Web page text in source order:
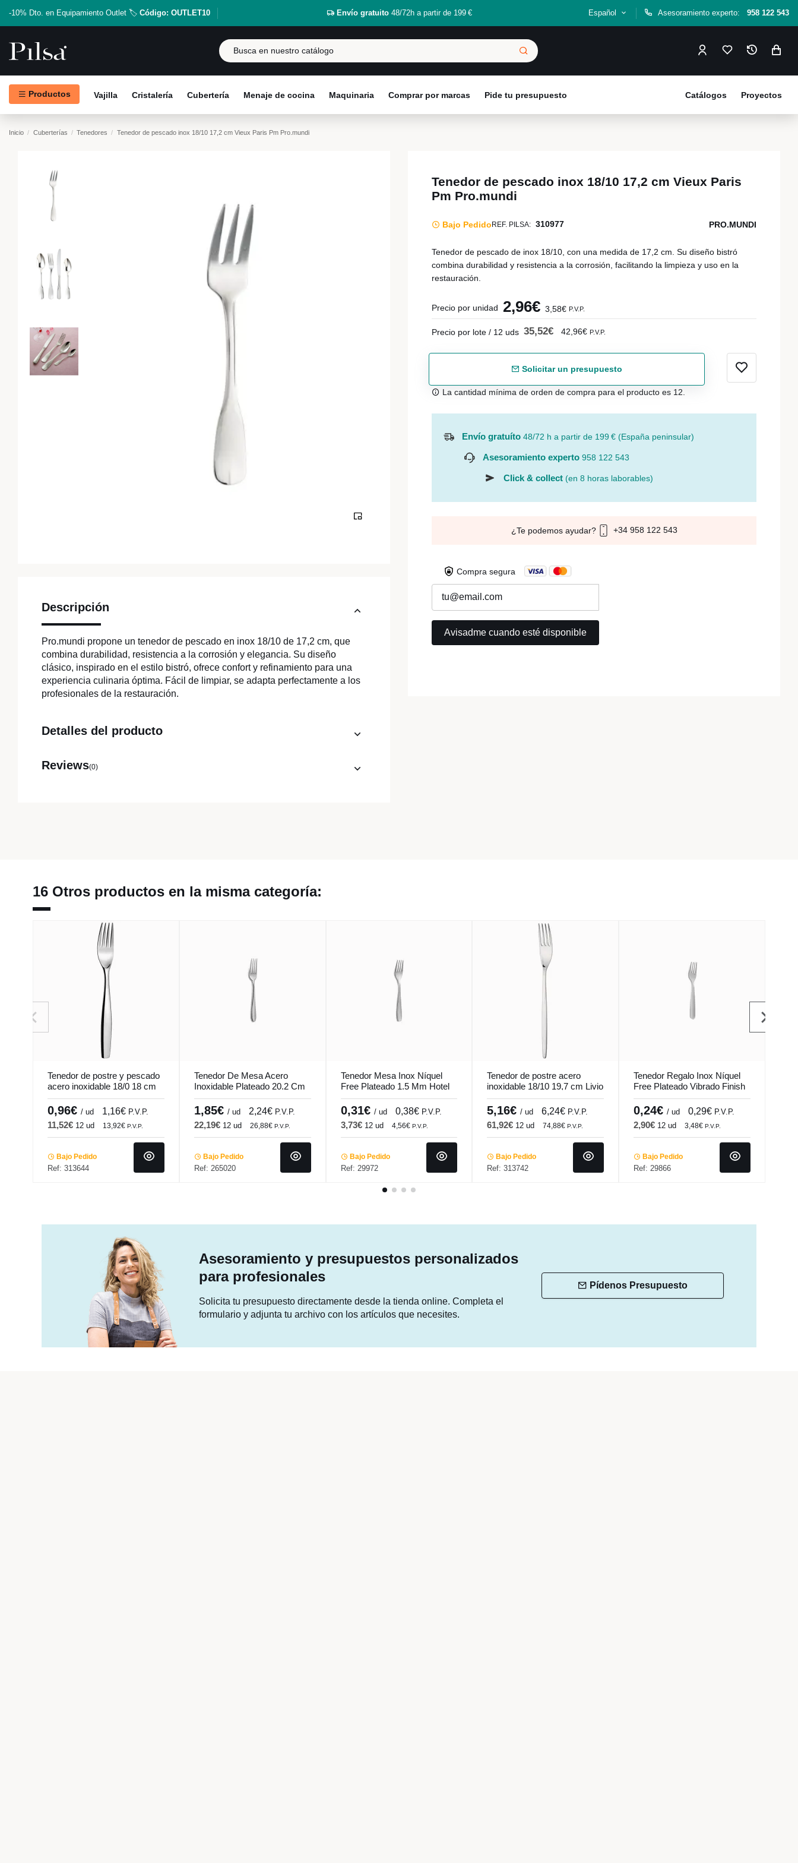
-10% Dto. en Equipamiento Outlet 🏷️ Código: OUTLET10 Envío gratuito48/72h a partir de 199 € Español Asesoramiento experto: 958 122 543
Productos Vajilla Cristalería Cubertería Menaje de cocina Maquinaria Comprar por marcas Pide tu presupuesto Proyectos
Catálogos
Inicio Cuberterías Tenedores Tenedor de pescado inox 18/10 17,2 cm Vieux Paris Pm Pro.mundi
Descripción
Pro.mundi propone un tenedor de pescado en inox 18/10 de 17,2 cm, que
combina durabilidad, resistencia a la corrosión y elegancia. Su diseño
clásico, inspirado en el estilo bistró, ofrece confort y refinamiento para una
experiencia culinaria óptima. Fácil de limpiar, se adapta perfectamente a los
profesionales de la restauración.
Detalles del producto
Reviews(0)
Tenedor de pescado inox 18/10 17,2 cm Vieux Paris
Pm Pro.mundi
Bajo Pedido REF. PILSA: 310977 PRO.MUNDI
Tenedor de pescado de inox 18/10, con una medida de 17,2 cm. Su diseño bistró
combina durabilidad y resistencia a la corrosión, facilitando la limpieza y uso en la
restauración.
Precio por unidad 2,96€ 3,58€ P.V.P.
Precio por lote / 12 uds 35,52€ 42,96€ P.V.P.
Solicitar un presupuesto
La cantidad mínima de orden de compra para el producto es 12.
Envío gratuíto 48/72 h a partir de 199 € (España peninsular)
Asesoramiento experto 958 122 543
Click & collect (en 8 horas laborables)
¿Te podemos ayudar? +34 958 122 543
Compra segura
16 Otros productos en la misma categoría:
Tenedor de postre y pescado
acero inoxidable 18/0 18 cm
Odyssee Pro.mundi
0,96€ / ud 1,16€ P.V.P.
11,52€ 12 ud 13,92€ P.V.P.
Bajo Pedido
Ref: 313644
Tenedor De Mesa Acero
Inoxidable Plateado 20.2 Cm
Tulip Pro.mundi
1,85€ / ud 2,24€ P.V.P.
22,19€ 12 ud 26,88€ P.V.P.
Bajo Pedido
Ref: 265020
Tenedor Mesa Inox Níquel
Free Plateado 1.5 Mm Hotel
Comas
0,31€ / ud 0,38€ P.V.P.
3,73€ 12 ud 4,56€ P.V.P.
Bajo Pedido
Ref: 29972
Tenedor de postre acero
inoxidable 18/10 19,7 cm Livio
Pro.mundi
5,16€/ ud 6,24€ P.V.P.
61,92€ 12 ud 74,88€P.V.P.
Bajo Pedido
Ref: 313742
Tenedor Regalo Inox Níquel
Free Plateado Vibrado Finish
1.2 Mm 1001 Comas
0,24€/ ud 0,29€ P.V.P.
2,90€ 12 ud 3,48€P.V.P.
Bajo Pedido
Ref: 29866
Asesoramiento y presupuestos personalizados
para profesionales
Solicita tu presupuesto directamente desde la tienda online. Completa el
formulario y adjunta tu archivo con los artículos que necesites.
Pídenos Presupuesto